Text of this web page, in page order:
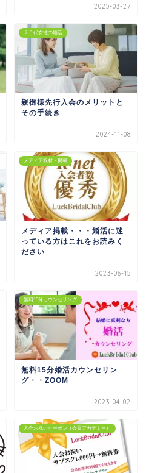
2025-03-27
２０代女性の婚活
親御様先行入会のメリットと
その手続き
2024-11-08
メディア取材・掲載
メディア掲載・・・婚活に迷
っている方はこれをお読みく
ださい
2023-06-15
無料15分カウンセリング
無料15分婚活カウンセリン
グ・・ZOOM
2023-04-02
入会お祝いクーポン（会員アカデミー）